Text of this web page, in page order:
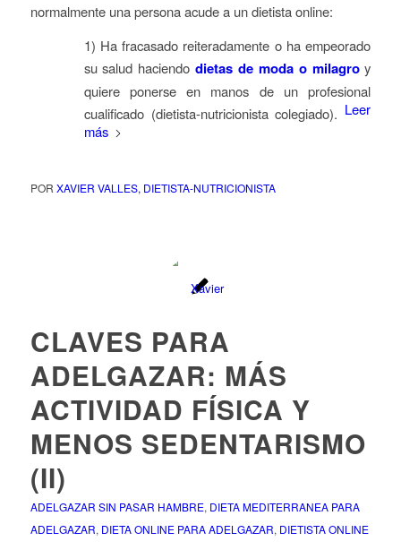
normalmente una persona acude a un dietista online:
1) Ha fracasado reiteradamente o ha empeorado
su salud haciendodietas de moda o milagroy
quiere ponerse en manos de un profesional
cualificado (dietista-nutricionista colegiado). Leer
más
POR XAVIER VALLES, DIETISTA-NUTRICIONISTA
CLAVES PARA
ADELGAZAR: MÁS
ACTIVIDAD FÍSICA Y
MENOS SEDENTARISMO
(II)
ADELGAZAR SIN PASAR HAMBRE, DIETA MEDITERRANEA PARA
ADELGAZAR, DIETA ONLINE PARA ADELGAZAR, DIETISTA ONLINE